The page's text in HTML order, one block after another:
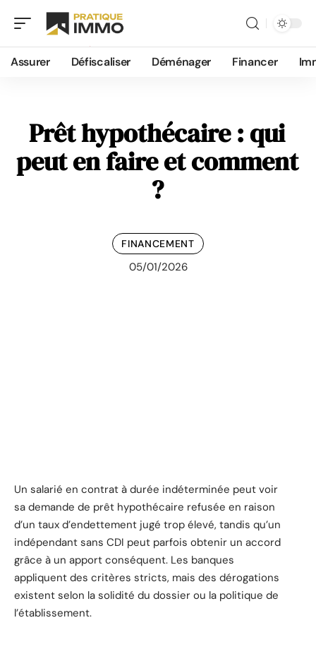
Assurer Défiscaliser Déménager Financer
Prêt hypothécaire : qui
peut en faire et comment
?
FINANCEMENT
05/01/2026
Un salarié en contrat à durée indéterminée peut voir
sa demande de prêt hypothécaire refusée en raison
d’un taux d’endettement jugé trop élevé, tandis qu’un
indépendant sans CDI peut parfois obtenir un accord
grâce à un apport conséquent. Les banques
appliquent des critères stricts, mais des dérogations
existent selon la solidité du dossier ou la politique de
l’établissement.